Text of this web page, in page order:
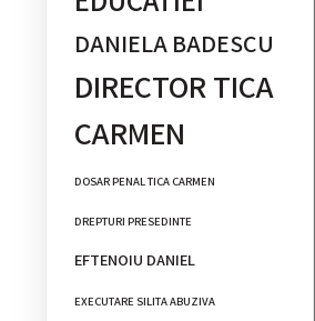
DANIELA BADESCU
DIRECTOR TICA
CARMEN
DOSAR PENAL TICA CARMEN
DREPTURI PRESEDINTE
EFTENOIU DANIEL
EXECUTARE SILITA ABUZIVA